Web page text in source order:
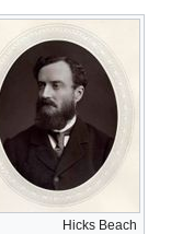
Hicks Beach